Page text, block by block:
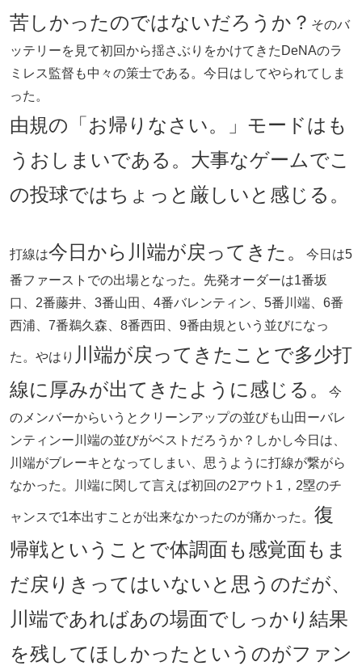
苦しかったのではないだろうか？ そのバ
ッテリーを見て初回から揺さぶりをかけてきたDeNAのラ
ミレス監督も中々の策士である。今日はしてやられてしま
った。
由規の「お帰りなさい。」モードはも
うおしまいである。大事なゲームでこ
の投球ではちょっと厳しいと感じる。
打線は今日から川端が戻ってきた。
今日は5
番ファーストでの出場となった。先発オーダーは1番坂
口、2番藤井、3番山田、4番バレンティン、5番川端、6番
西浦、7番鵜久森、8番西田、9番由規という並びになっ
た。やはり 川端が戻ってきたことで多少打
線に厚みが出てきたように感じる。
今
のメンバーからいうとクリーンアップの並びも山田ーバレ
ンティンー川端の並びがベストだろうか？しかし今日は、
川端がブレーキとなってしまい、思うように打線が繋がら
なかった。川端に関して言えば初回の2アウト1，2塁のチ
ャンスで1本出すことが出来なかったのが痛かった。 復
帰戦ということで体調面も感覚面もま
だ戻りきってはいないと思うのだが、
川端であればあの場面でしっかり結果
を残してほしかったというのがファン